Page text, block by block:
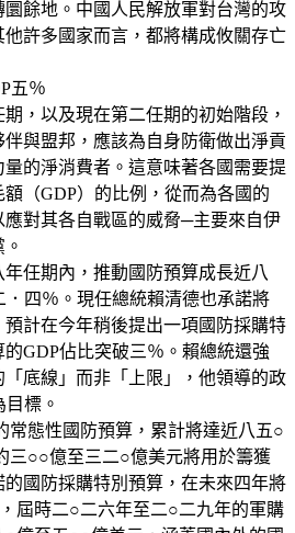
餘地。中國人民解放軍對台灣的攻
許多國家而言，都將構成攸關存亡
五％
，以及現在第二任期的初始階段，
與盟邦，應該為自身防衛做出淨貢
的淨消費者。這意味著各國需要提
（GDP）的比例，從而為各國的
對其各自戰區的威脅─主要來自伊
任期內，推動國防預算成長近八
．四％。現任總統賴清德也承諾將
計在今年稍後提出一項國防採購特
GDP佔比突破三％。賴總統還強
底線」而非「上限」，他領導的政
標。
常態性國防預算，累計將達近八五○
三○○億至三二○億美元將用於籌獲
國防採購特別預算，在未來四年將
屆時二○二六年至二○二九年的軍購